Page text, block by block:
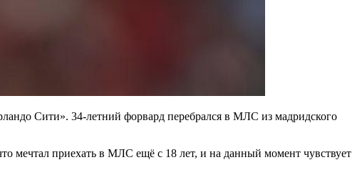
Сити». 34-летний форвард перебрался в МЛС из мадридского
мечтал приехать в МЛС ещё с 18 лет, и на данный момент чувствует